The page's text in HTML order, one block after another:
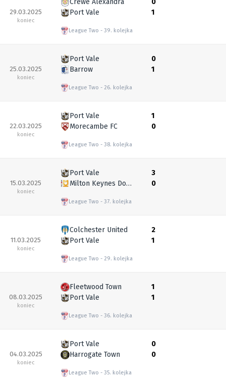
29.03.2025
koniec
Crewe Alexandra
Port Vale
League Two 39. kolejka
0
1
25.03.2025
koniec
Port Vale
Barrow
League Two 26. kolejka
0
1
22.03.2025
koniec
Port Vale
Morecambe FC
League Two 38. kolejka
1
0
15.03.2025
koniec
Port Vale
Milton Keynes Dons
League Two 37. kolejka
3
0
11.03.2025
koniec
Colchester United
Port Vale
League Two 29. kolejka
2
1
08.03.2025
koniec
Fleetwood Town
Port Vale
League Two 36. kolejka
1
1
04.03.2025
koniec
Port Vale
Harrogate Town
League Two 35. kolejka
0
0